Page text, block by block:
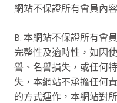
網站不保證所有會員內
B. 本網站不保證所有會
完整性及適時性，如因
譽、名譽損失，或任何
失，本網站不承擔任何
的方式運作，本網站對